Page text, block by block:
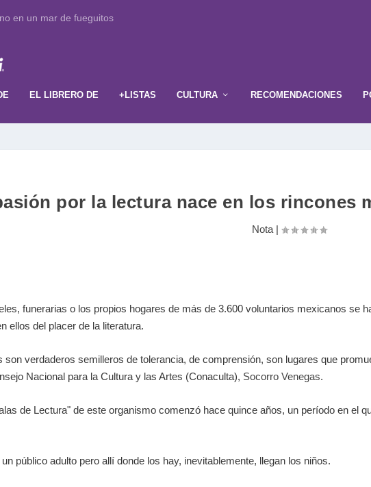
en un mar de fueguitos
EL LIBRERO DE +LISTAS CULTURA RECOMENDACIONES
por la lectura nace en los rincones
Nota|
funerarias o los propios hogares de más de 3.600 voluntarios mexicanos se
ellos del placer de la literatura.
son verdaderos semilleros de tolerancia, de comprensión, son lugares que
Nacional para la Cultura y las Artes (Conaculta), Socorro Venegas.
de Lectura" de este organismo comenzó hace quince años, un período en el
público adulto pero allí donde los hay, inevitablemente, llegan los niños.